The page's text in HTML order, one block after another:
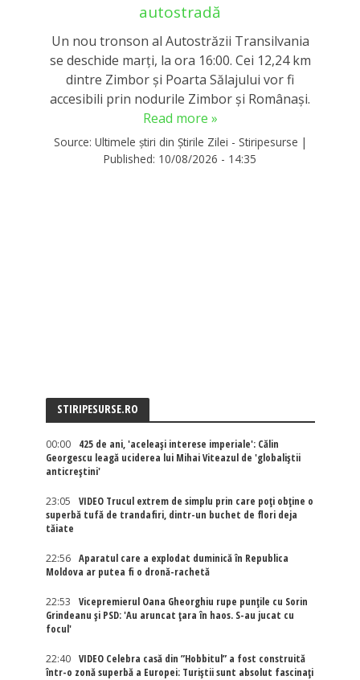
autostradă
Un nou tronson al Autostrăzii Transilvania
se deschide marți, la ora 16:00. Cei 12,24 km
dintre Zimbor și Poarta Sălajului vor fi
accesibili prin nodurile Zimbor și Românași.
Read more »
Source: Ultimele știri din Știrile Zilei - Stiripesurse |
Published: 10/08/2026 - 14:35
STIRIPESURSE.RO
00:00
425 de ani, 'aceleași interese imperiale': Călin
Georgescu leagă uciderea lui Mihai Viteazul de 'globaliștii
anticreștini'
23:05
VIDEO Trucul extrem de simplu prin care poți obține o
superbă tufă de trandafiri, dintr-un buchet de flori deja
tăiate
22:56
Aparatul care a explodat duminică în Republica
Moldova ar putea fi o dronă-rachetă
22:53
Vicepremierul Oana Gheorghiu rupe punțile cu Sorin
Grindeanu și PSD: 'Au aruncat țara în haos. S-au jucat cu
focul'
22:40
VIDEO Celebra casă din ”Hobbitul” a fost construită
într-o zonă superbă a Europei: Turiștii sunt absolut fascinați